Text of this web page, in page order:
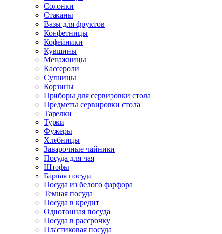
Солонки
Стаканы
Вазы для фруктов
Конфетницы
Кофейники
Кувшины
Менажницы
Кассероли
Супницы
Корзины
Приборы для сервировки стола
Предметы сервировки стола
Тарелки
Турки
Фужеры
Хлебницы
Заварочные чайники
Посуда для чая
Штофы
Барная посуда
Посуда из белого фарфора
Темная посуда
Посуда в кредит
Однотонная посуда
Посуда в рассрочку
Пластиковая посуда